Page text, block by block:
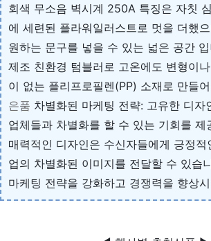
회색 무소음 벽시계 250A 특징은 자칫
에 세련된 플라워일러스트로 멋을 더했
원하는 문구를 넣을 수 있는 넓은 공간
제조 친환경 텀블러로 고온에도 변형이
이 없는 플리프로필렌(PP) 소재로 만들
은품 차별화된 마케팅 전략: 고유한 디자
업체들과 차별화를 할 수 있는 기회를 제
매력적인 디자인은 수신자들에게 긍정적
업의 차별화된 이미지를 전달할 수 있습
마케팅 전략을 강화하고 경쟁력을 향상